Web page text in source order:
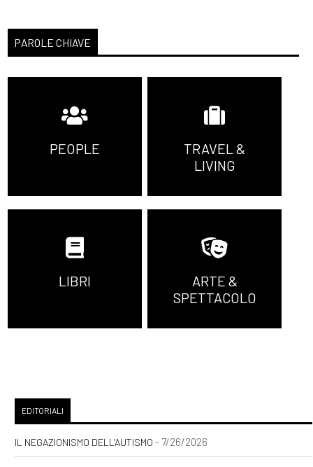
PAROLE CHIAVE
PEOPLE
TRAVEL &
LIVING
LIBRI
ARTE &
SPETTACOLO
EDITORIALI
IL NEGAZIONISMO DELL'AUTISMO - 7/26/2026